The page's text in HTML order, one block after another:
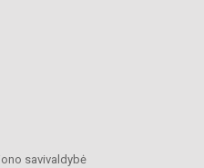
savivaldybė